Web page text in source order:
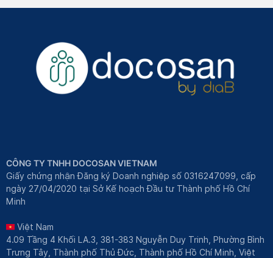
CÔNG TY TNHH DOCOSAN VIETNAM
Giấy chứng nhận Đăng ký Doanh nghiệp số 0316247099, cấp
ngày 27/04/2020 tại Sở Kế hoạch Đầu tư Thành phố Hồ Chí
Minh
Việt Nam
4.09 Tầng 4 Khối LA.3, 381-383 Nguyễn Duy Trinh, Phường Bình
Trưng Tây, Thành phố Thủ Đức, Thành phố Hồ Chí Minh, Việt